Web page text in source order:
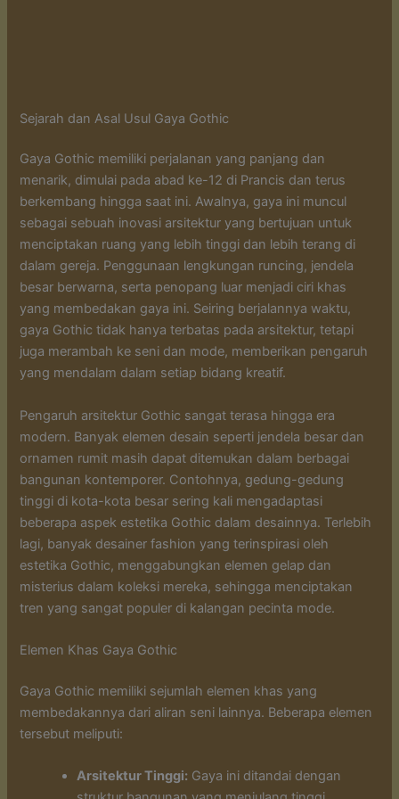
Sejarah dan Asal Usul Gaya Gothic
Gaya Gothic memiliki perjalanan yang panjang dan
menarik, dimulai pada abad ke-12 di Prancis dan terus
berkembang hingga saat ini. Awalnya, gaya ini muncul
sebagai sebuah inovasi arsitektur yang bertujuan untuk
menciptakan ruang yang lebih tinggi dan lebih terang di
dalam gereja. Penggunaan lengkungan runcing, jendela
besar berwarna, serta penopang luar menjadi ciri khas
yang membedakan gaya ini. Seiring berjalannya waktu,
gaya Gothic tidak hanya terbatas pada arsitektur, tetapi
juga merambah ke seni dan mode, memberikan pengaruh
yang mendalam dalam setiap bidang kreatif.
Pengaruh arsitektur Gothic sangat terasa hingga era
modern. Banyak elemen desain seperti jendela besar dan
ornamen rumit masih dapat ditemukan dalam berbagai
bangunan kontemporer. Contohnya, gedung-gedung
tinggi di kota-kota besar sering kali mengadaptasi
beberapa aspek estetika Gothic dalam desainnya. Terlebih
lagi, banyak desainer fashion yang terinspirasi oleh
estetika Gothic, menggabungkan elemen gelap dan
misterius dalam koleksi mereka, sehingga menciptakan
tren yang sangat populer di kalangan pecinta mode.
Elemen Khas Gaya Gothic
Gaya Gothic memiliki sejumlah elemen khas yang
membedakannya dari aliran seni lainnya. Beberapa elemen
tersebut meliputi:
Arsitektur Tinggi: Gaya ini ditandai dengan